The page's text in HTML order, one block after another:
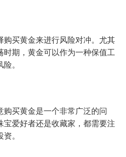
购买黄金来进行风险对冲。尤其
时期，黄金可以作为一种保值工
。
购买黄金是一个非常广泛的问
爱好者还是收藏家，都需要注
。